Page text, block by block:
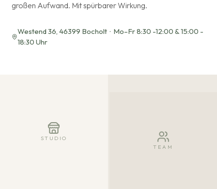
großen Aufwand. Mit spürbarer Wirkung.
Westend 36, 46399 Bocholt · Mo–Fr 8:30 -12:00 & 15:00 -
18:30 Uhr
STUDIO
TEAM